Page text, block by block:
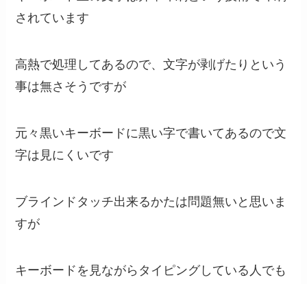
されています
高熱で処理してあるので、文字が剥げたりという
事は無さそうですが
元々黒いキーボードに黒い字で書いてあるので文
字は見にくいです
ブラインドタッチ出来るかたは問題無いと思いま
すが
キーボードを見ながらタイピングしている人でも